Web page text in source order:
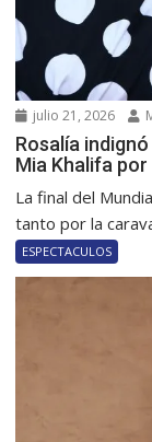
julio 21, 2026
Rosalía
Mia Khalifa
La final del
tanto por la
ESPECTACULOS